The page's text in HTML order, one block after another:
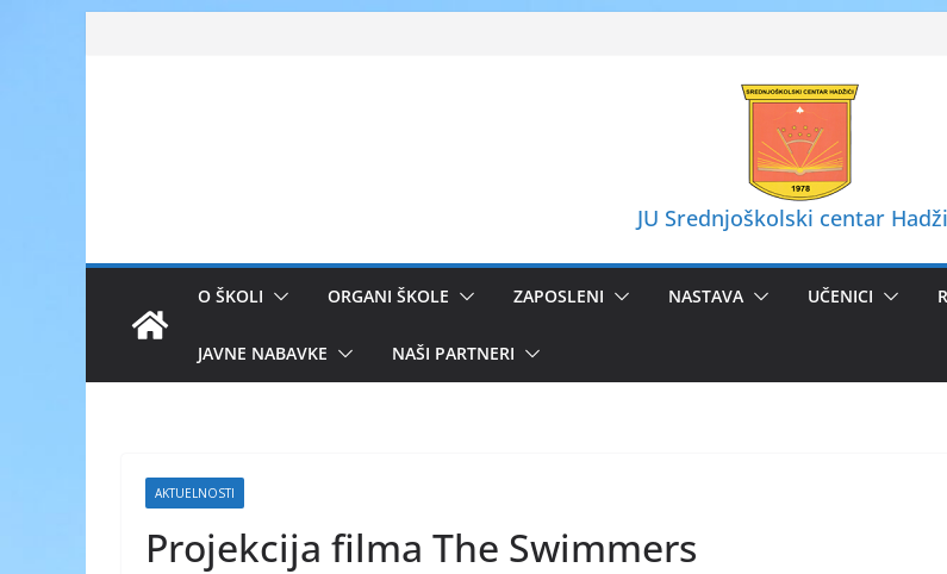
JU Srednjoškolski centar
O ŠKOLI ORGANI ŠKOLE ZAPOSLENI NASTAVA UČENICI
JAVNE NABAVKE NAŠI PARTNERI
AKTUELNOSTI
Projekcija filma The Swimmers